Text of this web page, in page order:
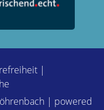
|
| powered